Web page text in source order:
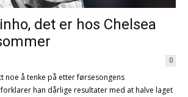
det er hos Chelsea
0
noe å tenke på etter førsesongens
han dårlige resultater med at halve laget